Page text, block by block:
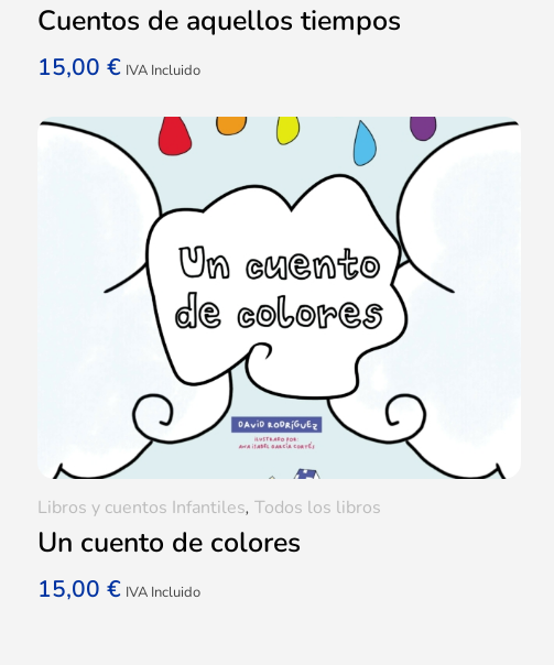
Cuentos de aquellos tiempos
15,00€ IVA Incluido
Un cuento de colores
15,00€ IVA Incluido
Libros y cuentos Infantiles,Todos los libros